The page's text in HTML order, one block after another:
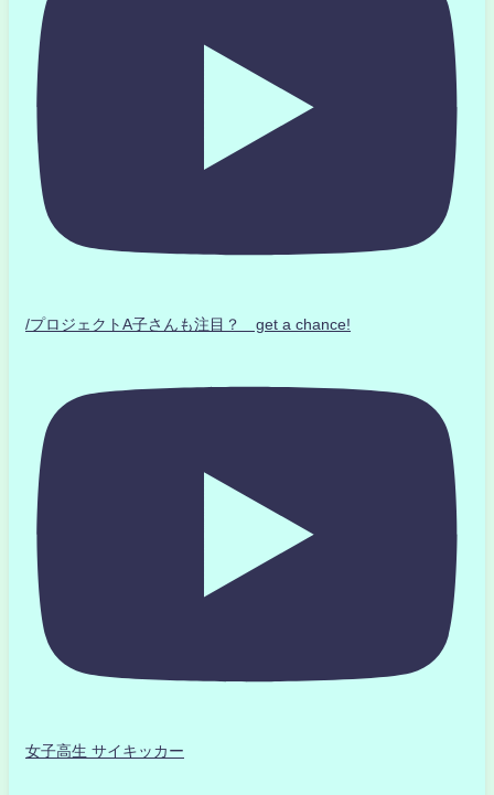
/プロジェクトA子さんも注目？ get a chance!
女子高生 サイキッカー